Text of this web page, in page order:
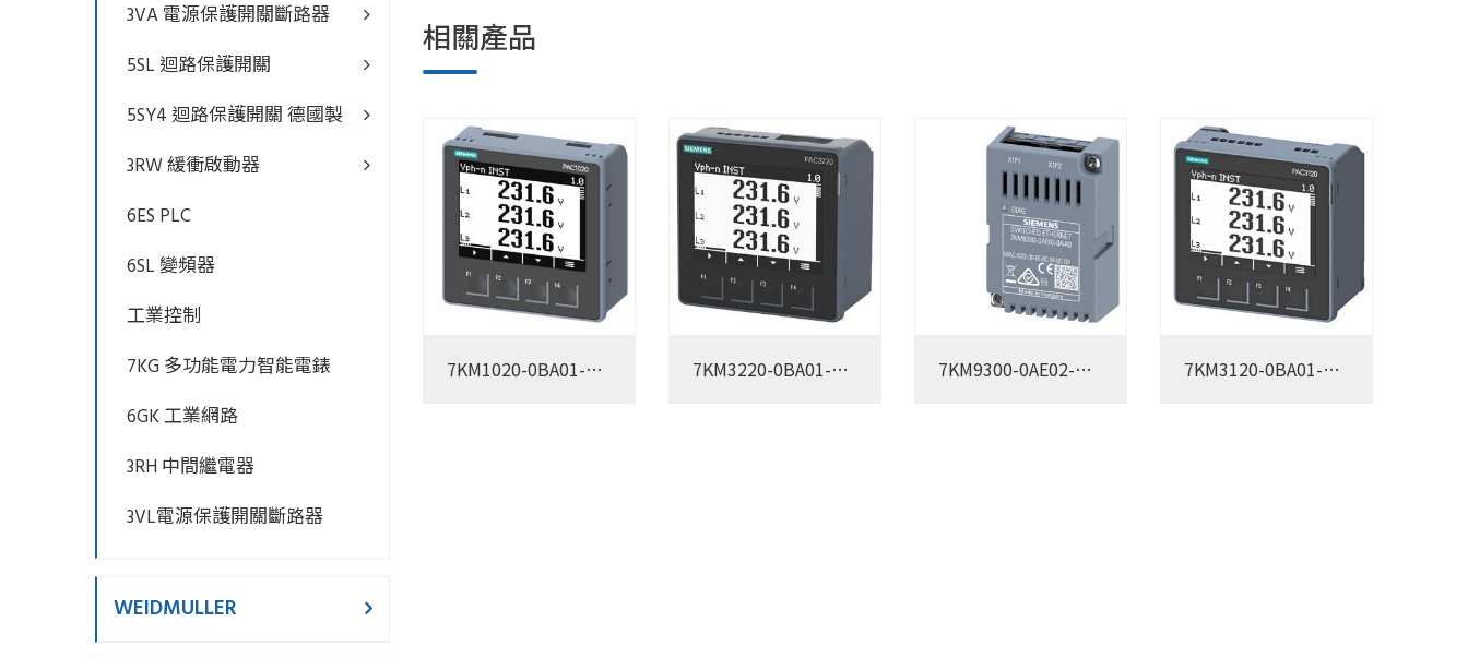
相關產品
7KM1020-0BA01-
7KM3220-0BA01-
7KM9300-0AE02-
7KM3120-0BA01-
3VA 電源保護開關斷路器
5SL 迴路保護開關
5SY4 迴路保護開關 德國製
3RW 緩衝啟動器
6ES PLC
6SL 變頻器
工業控制
7KG 多功能電力智能電錶
6GK 工業網路
3RH 中間繼電器
3VL電源保護開關斷路器
WEIDMULLER